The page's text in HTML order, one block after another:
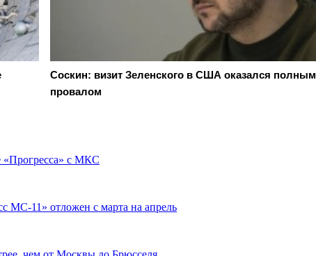
Соскин: визит Зеленского в США оказался полным
провалом
«Прогресса» с МКС
МС-11» отложен с марта на апрель